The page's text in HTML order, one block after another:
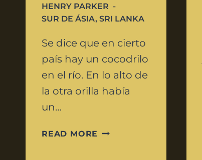
HENRY PARKER
SUR DE ÁSIA, SRI LANKA
Se dice que en cierto
país hay un cocodrilo
en el río. En lo alto de
la otra orilla había
un…
READ MORE